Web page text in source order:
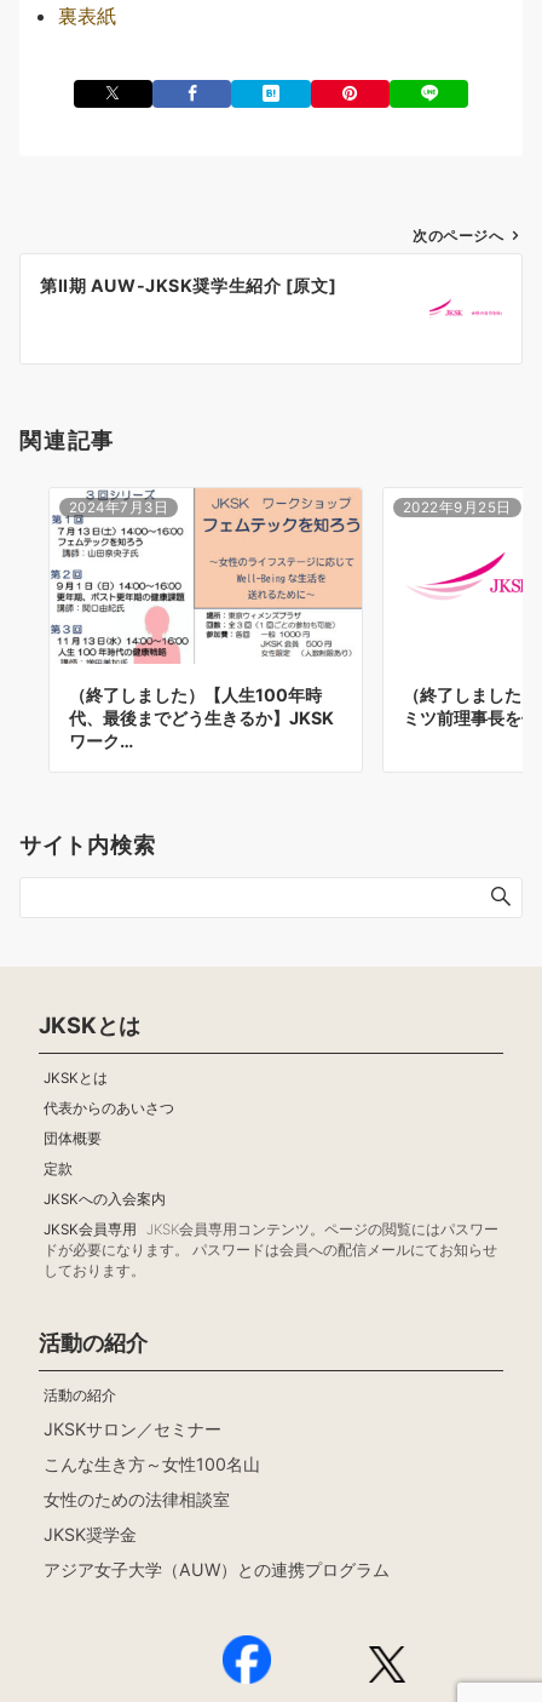
裏表紙
稿
ョ
次のページへ
第II期 AUW-JKSK奨学生紹介 [原文]
関連記事
2024年7月3日
（終了しました）【人生100年時
代、最後までどう生きるか】JKSK
ワーク…
2022年9月25日
（終了しました
ミツ前理事長を
サイト内検索
JKSKとは
JKSKとは
代表からのあいさつ
団体概要
定款
JKSKへの入会案内
JKSK会員専用
JKSK会員専用コンテンツ。ページの閲覧にはパスワー
ドが必要になります。 パスワードは会員への配信メールにてお知らせ
しております。
活動の紹介
活動の紹介
JKSKサロン／セミナー
こんな生き方～女性100名山
女性のための法律相談室
JKSK奨学金
アジア女子大学（AUW）との連携プログラム